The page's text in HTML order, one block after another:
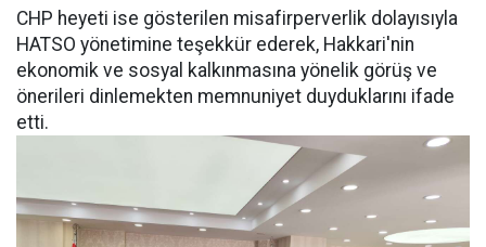
CHP heyeti ise gösterilen misafirperverlik dolayısıyla
HATSO yönetimine teşekkür ederek, Hakkari'nin
ekonomik ve sosyal kalkınmasına yönelik görüş ve
önerileri dinlemekten memnuniyet duyduklarını ifade
etti.